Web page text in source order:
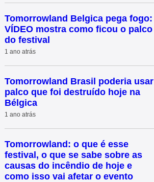
Tomorrowland Belgica pega fogo:
VÍDEO mostra como ficou o palco
do festival
1 ano atrás
Tomorrowland Brasil poderia usar
palco que foi destruído hoje na
Bélgica
1 ano atrás
Tomorrowland: o que é esse
festival, o que se sabe sobre as
causas do incêndio de hoje e
como isso vai afetar o evento